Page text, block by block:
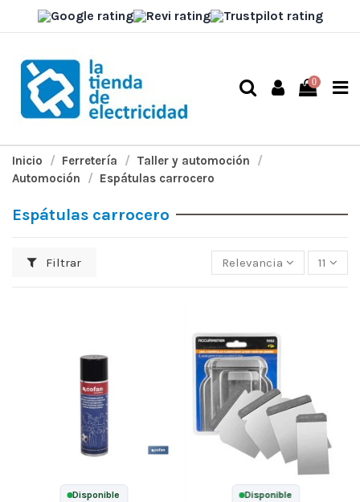
0
Inicio Ferretería
Taller y automoción
Automoción
Espátulas carrocero
Espátulas carrocero
Filtrar Relevancia 11
Disponible Disponible